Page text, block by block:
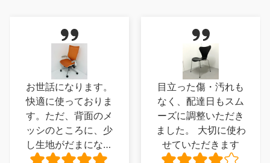
目立った傷・汚れも
なく、配達日もスム
ーズに調整いただき
ました。 大切に使わ
せていただきます
実物は想像以上のモ
ノでした、座面が写
真では気が付かなか
った木ではなく柔軟
性のある革製品とい
うのもよかった、唯